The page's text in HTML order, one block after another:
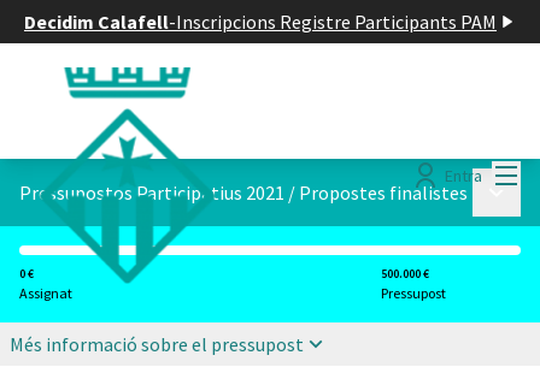
Decidim Calafell-Inscripcions Registre Participants PAM
Entra
Pressupostos Participatius 2021 / Propostes finalistes
0 €
Assignat
500.000 €
Pressupost
Més informació sobre el pressupost